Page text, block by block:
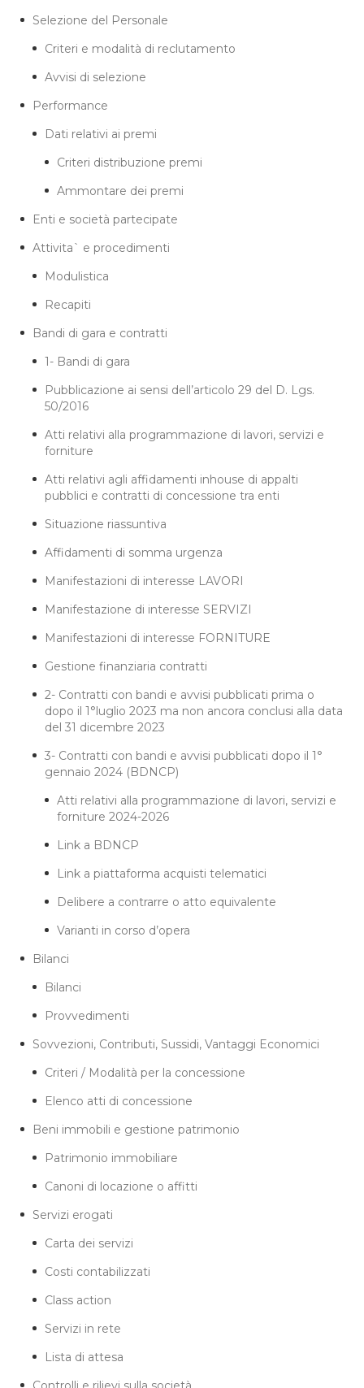
Selezione del Personale
Criteri e modalità di reclutamento
Avvisi di selezione
Performance
Dati relativi ai premi
Criteri distribuzione premi
Ammontare dei premi
Enti e società partecipate
Attivita` e procedimenti
Modulistica
Recapiti
Bandi di gara e contratti
1- Bandi di gara
Pubblicazione ai sensi dell’articolo 29 del D. Lgs.
50/2016
Atti relativi alla programmazione di lavori, servizi e
forniture
Atti relativi agli affidamenti inhouse di appalti
pubblici e contratti di concessione tra enti
Situazione riassuntiva
Affidamenti di somma urgenza
Manifestazioni di interesse LAVORI
Manifestazione di interesse SERVIZI
Manifestazioni di interesse FORNITURE
Gestione finanziaria contratti
2- Contratti con bandi e avvisi pubblicati prima o
dopo il 1°luglio 2023 ma non ancora conclusi alla data
del 31 dicembre 2023
3- Contratti con bandi e avvisi pubblicati dopo il 1°
gennaio 2024 (BDNCP)
Atti relativi alla programmazione di lavori, servizi e
forniture 2024-2026
Link a BDNCP
Link a piattaforma acquisti telematici
Delibere a contrarre o atto equivalente
Varianti in corso d’opera
Bilanci
Bilanci
Provvedimenti
Sovvezioni, Contributi, Sussidi, Vantaggi Economici
Criteri / Modalità per la concessione
Elenco atti di concessione
Beni immobili e gestione patrimonio
Patrimonio immobiliare
Canoni di locazione o affitti
Servizi erogati
Carta dei servizi
Costi contabilizzati
Class action
Servizi in rete
Lista di attesa